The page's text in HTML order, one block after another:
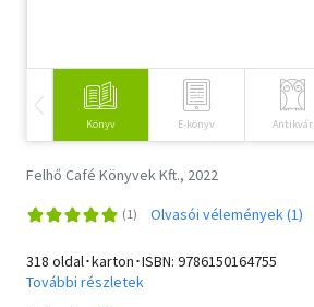
Vallás
Könyv E-könyv Antikvár
Felhő Café Könyvek Kft., 2022
Olvasói vélemények (1)
318 oldal･karton･ISBN: 9786150164755
További részletek